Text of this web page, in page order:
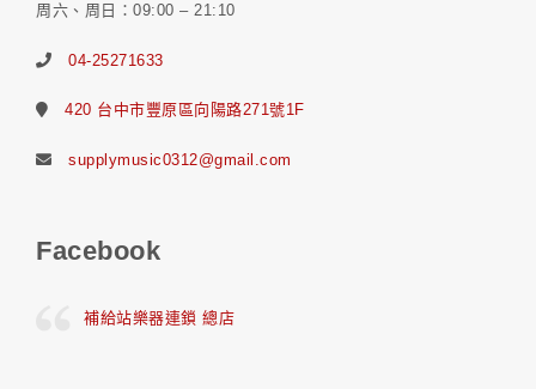
周六、周日：09:00 – 21:10
04-25271633
420 台中市豐原區向陽路271號1F
supplymusic0312@gmail.com
Facebook
補給站樂器連鎖 總店